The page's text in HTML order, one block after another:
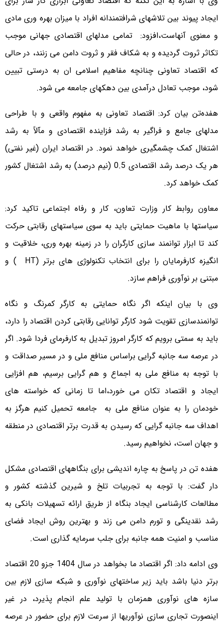
ایجاد پیوند بین تلاشهای شرافتمندانه افراد با میزان بهره وری مادی
و معنوی آنهاست،افزود: تمامی مدلهای اقتصادی جهانی موجب
تکاثر ثروت گردیده و به شکاف فقر و ثروت دامن می زنند، در حالی
که اقتصاد تعاونی چنانچه مفاهیم اسلامی ان به درستی تبیین
شود، موجب تعادل درآمدی بین دهکهای جامعه می شود.
هفده‌تن بیان کرد: اقتصاد تعاونی به مفهوم واقعی و با طراحی
مدلهای جامع و فراگیر به رشد فزاینده اقتصادی و مآلاً به رشد
اشتغال کمک چشمگیری خواهد نمود. در اقتصاد ایران (غیر نفتی)
هر یک درصد رشد اقتصادی 0.5 (نیم درصد) به رشد اشتغال کشور
کمک خواهد کرد.
معاون روابط کار وزارت تعاون، کار و رفاه اجتماعی تاکید کرد:
سیاستها با ماهیت حمایتی باید به سوی سیاستهای رقابتی حرکت
کند تا ابزار توانمند سازی کارگران را در زمینه بهره وری، خلاقیت و
انگیزه کارفرمایان را برای انتخاب تکنولوژی های برتر (HT ) و
مبتنی بر نوآوری فراهم سازد.
وی با بیان اینکه اگر نگاه حمایتی به کارگر کمرنگ و نگاه
توانمندسازی تقویت شود کارگر توانایی رقابتی کردن اقتصاد را دارد،
باید به سمتی برویم که کارگر امروز تبدیل به کارفرمای فردا شود. اگر
در عرصه سه جانبه گرایی براساس منافع ملی و در مسیر صداقت و
با توجه به منافع ملی به اجماع و هم گرایی برسیم، هم افزایی
ایجاد و اقتصاد تکان می خورد،اما تا زمانی که خواسته های
خودمان را به عنوان منافع ملی به جامعه تحمیل کنیم هرگز به
اهداف سه جانبه گرایی که رسیدن به قدرت برتر اقتصادی در منطقه
و جهان است، نخواهیم رسید.
هفده تن در پاسخ به چاره اندیشی برای بنگاههای اقتصادی مشکل
دار گفت: با توجه به تجربیات تلخ و شیرین گذشته کشور و
مطالعات کارشناسی ایجاد بنگاه از طریق ارائه تسهیلات بانکی به
رشد نقدینگی و تورم دامن می زند و بهترین روش ایجاد فضای
مناسب و امنیت همه جانبه برای جلب سرمایه گذاری است.
وی ادامه داد: اگر اقتصاد ما بخواهد در سال 1404 جزو 20 اقتصاد
برتر دنیا باشد باید زیر ساختهای نوآوری و شبکه سازی لازم بین
سازه های نوآوری همزمان با تولید علم انجام پذیرد، در غیر
اینصورت تجاری سازی نوآوریها از سرعت لازم برای حضور در عرصه